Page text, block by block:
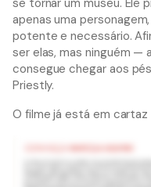
apenas uma
potente e necessário.
ser elas, mas ninguém
consegue chegar aos
Priestly.
O filme já está em cartaz